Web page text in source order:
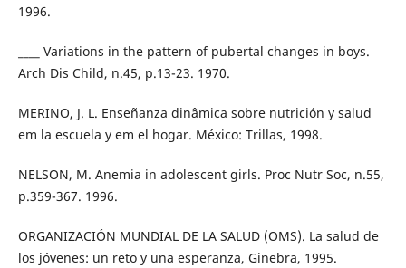
1996.
____ Variations in the pattern of pubertal changes in boys.
Arch Dis Child, n.45, p.13-23. 1970.
MERINO, J. L. Enseñanza dinâmica sobre nutrición y salud
em la escuela y em el hogar. México: Trillas, 1998.
NELSON, M. Anemia in adolescent girls. Proc Nutr Soc, n.55,
p.359-367. 1996.
ORGANIZACIÓN MUNDIAL DE LA SALUD (OMS). La salud de
los jóvenes: un reto y una esperanza, Ginebra, 1995.